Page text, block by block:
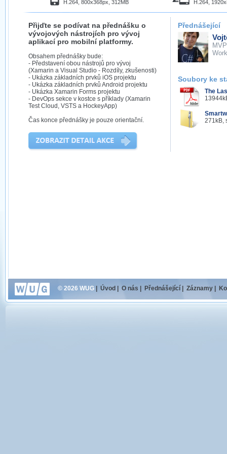
H.264, 800x368px, 312MB H.264,
Přijďte se podívat na přednášku o
vývojových nástrojích pro vývoj
aplikací pro mobilní platformy.
Obsahem přednášky bude:
- Představení obou nástrojů pro vývoj
(Xamarin a Visual Studio - Rozdíly, zkušenosti)
- Ukázka základních prvků iOS projektu
- Ukázka základních prvků Android projektu
- Ukázka Xamarin Forms projektu
- DevOps sekce v kostce s příklady (Xamarin
Test Cloud, VSTS a HockeyApp)
Čas konce přednášky je pouze orientační.
Přednášející
MVP
Soubory ke
The
271kB,
© 2026 WUG Úvod O nás Přednášející Záznamy